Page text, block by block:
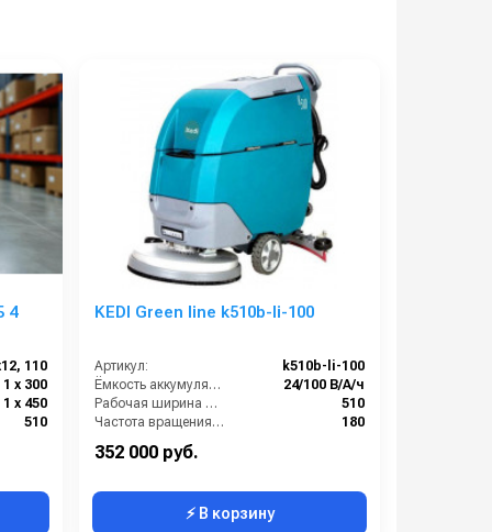
4
110
1 х 300
1 х 450
510
KEDI Green line k510b-li-100
Артикул:
k510b-li-100
Ёмкость аккумуляторов (Ач):
24/100 В/А/ч
Рабочая ширина щеток (мм):
510
Частота вращения щетки (об/мин):
180
352 000 руб.
⚡ В корзину